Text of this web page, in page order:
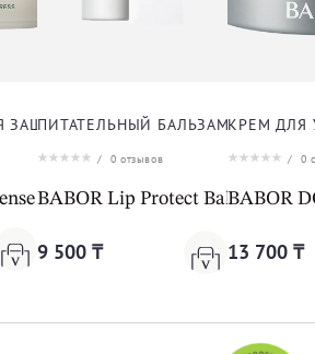
ЗАЩИТЫ ОТ СТРЕССА ДЛЯ ЛИЦА
Mushroom Cream
ПИТАТЕЛЬНЫЙ БАЛЬЗАМ ДЛЯ ГУБ
/ 0 отзывов
BABOR Lip Protect Balm
9 500 ₸
КРЕМ ДЛЯ
/ 0
BABOR
13 700 ₸